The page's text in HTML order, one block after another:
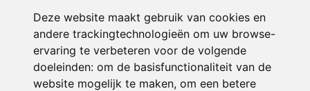
Deze website maakt gebruik van cookies en
andere trackingtechnologieën om uw browse-
ervaring te verbeteren voor de volgende
doeleinden: om de basisfunctionaliteit van de
website mogelijk te maken, om een betere